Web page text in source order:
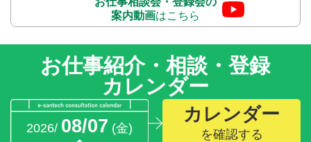
案内動画はこちら
お仕事紹介・相談・登録
カレンダー
2026/ 08/07 (金)
カレンダー
を確認する